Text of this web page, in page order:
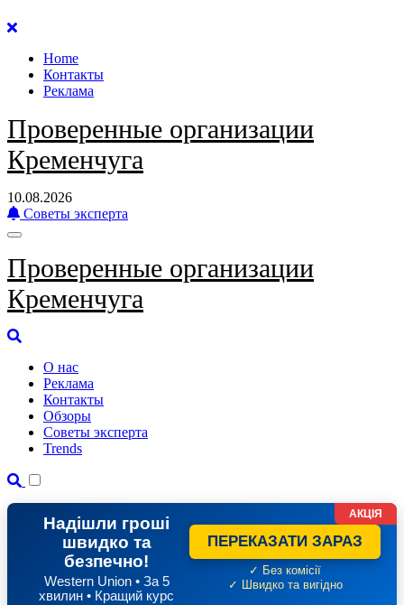
Перейти
содержанию
Home
Контакты
Реклама
Проверенные организации
Кременчуга
10.08.2026
Советы эксперта
Проверенные организации
Кременчуга
О нас
Реклама
Контакты
Обзоры
Советы эксперта
Trends
Надішли гроші
швидко та
безпечно!
Western Union • За 5
хвилин • Кращий курс
ПЕРЕКАЗАТИ ЗАРАЗ
✓ Без комісії
✓ Швидко та вигідно
АКЦІЯ